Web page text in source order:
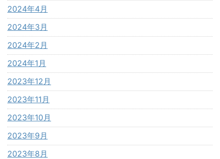
2024年4月
2024年3月
2024年2月
2024年1月
2023年12月
2023年11月
2023年10月
2023年9月
2023年8月